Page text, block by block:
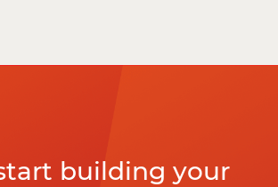
building your